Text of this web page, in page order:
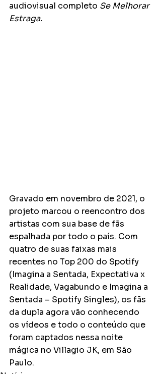
audiovisual completo Se Melhorar
Estraga.
Gravado em novembro de 2021, o
projeto marcou o reencontro dos
artistas com sua base de fãs
espalhada por todo o país. Com
quatro de suas faixas mais
recentes no Top 200 do Spotify
(Imagina a Sentada, Expectativa x
Realidade, Vagabundo e Imagina a
Sentada – Spotify Singles), os fãs
da dupla agora vão conhecendo
os vídeos e todo o conteúdo que
foram captados nessa noite
mágica no Villagio JK, em São
Paulo.